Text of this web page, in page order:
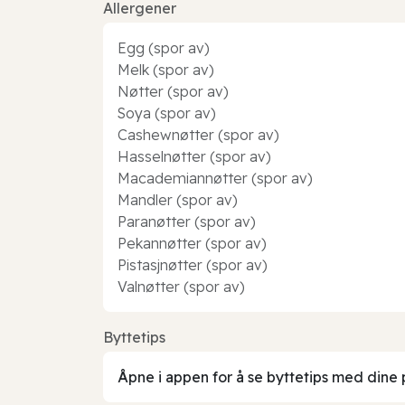
Allergener
Egg (spor av)
Melk (spor av)
Nøtter (spor av)
Soya (spor av)
Cashewnøtter (spor av)
Hasselnøtter (spor av)
Macademiannøtter (spor av)
Mandler (spor av)
Paranøtter (spor av)
Pekannøtter (spor av)
Pistasjnøtter (spor av)
Valnøtter (spor av)
Byttetips
Åpne i appen for å se byttetips med dine